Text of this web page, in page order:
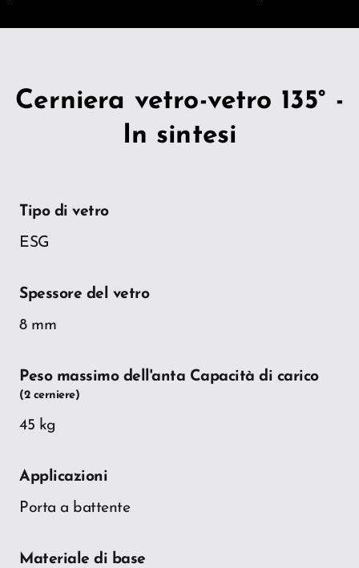
Cerniera vetro-vetro 135° -
In sintesi
Tipo di vetro
ESG
Spessore del vetro
8 mm
Peso massimo dell'anta Capacità di carico
(2 cerniere)
45 kg
Applicazioni
Porta a battente
Materiale di base